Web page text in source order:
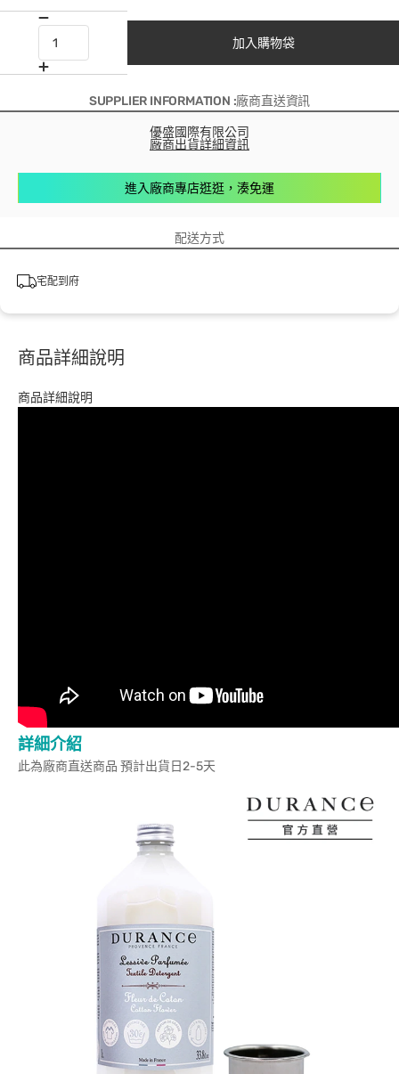
加入購物袋
SUPPLIER INFORMATION :廠商直送資訊
優盛國際有限公司
廠商出貨詳細資訊
進入廠商專店逛逛，湊免運
配送方式
宅配到府
商品詳細說明
商品詳細說明
詳細介紹
此為廠商直送商品 預計出貨日2-5天